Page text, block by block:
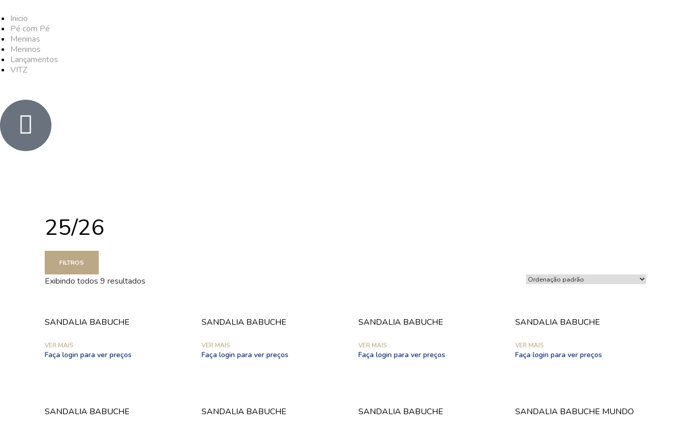
Inicio
Pé com Pé
Meninas
Meninos
Lançamentos
VITZ
25/26
FILTROS
Exibindo todos 9 resultados
SANDALIA BABUCHE
VER MAIS
Faça login para ver preços
SANDALIA BABUCHE
VER MAIS
Faça login para ver preços
SANDALIA BABUCHE
VER MAIS
Faça login para ver preços
SANDALIA BABUCHE
VER MAIS
Faça login para ver preços
SANDALIA BABUCHE SANDALIA BABUCHE SANDALIA BABUCHE
SANDALIA BABUCHE MUNDO